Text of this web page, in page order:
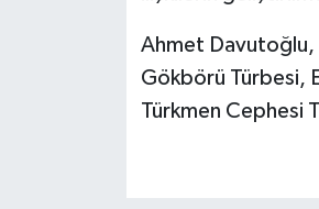
Ahmet Davutoğlu,
Gökbörü Türbesi,
Türkmen Cephesi